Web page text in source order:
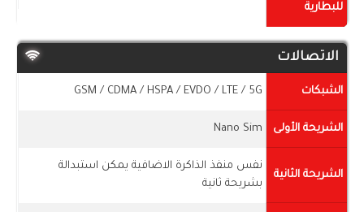
للبطارية
الاتصالات
الشبكات GSM / CDMA / HSPA / EVDO / LTE / 5G
الشريحة الأولى Nano Sim
الشريحة الثانية
نفس منفذ الذاكرة الاضافية يمكن استبدالة
بشريحة ثانية